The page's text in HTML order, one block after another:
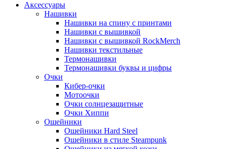
Аксессуары
Нашивки
Нашивки на спину с принтами
Нашивки с вышивкой
Нашивки с вышивкой RockMerch
Нашивки текстильные
Термонашивки
Термонашивки буквы и цифры
Очки
Кибер-очки
Мотоочки
Очки солнцезащитные
Очки Хиппи
Ошейники
Ошейники Hard Steel
Ошейники в стиле Steampunk